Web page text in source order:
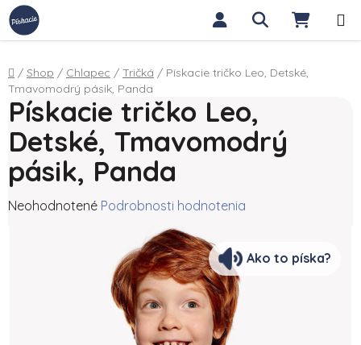
Prejsť na obsah Hľadať
Domov
/ Shop / Chlapec / Tričká / Pískacie tričko Leo, Detské,
Tmavomodrý pásik, Panda
Pískacie tričko Leo,
Detské, Tmavomodrý
pásik, Panda
Priemerné hodnotenie produktu je 0,0 z 5 hviezdičiek.
Neohodnotené Podrobnosti hodnotenia
Ako to píska?